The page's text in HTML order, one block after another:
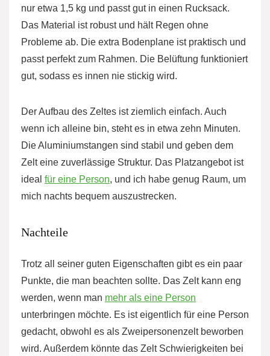
nur etwa 1,5 kg und passt gut in einen Rucksack.
Das Material ist robust und hält Regen ohne
Probleme ab. Die extra Bodenplane ist praktisch und
passt perfekt zum Rahmen. Die Belüftung funktioniert
gut, sodass es innen nie stickig wird.
Der Aufbau des Zeltes ist ziemlich einfach. Auch
wenn ich alleine bin, steht es in etwa zehn Minuten.
Die Aluminiumstangen sind stabil und geben dem
Zelt eine zuverlässige Struktur. Das Platzangebot ist
ideal für eine Person, und ich habe genug Raum, um
mich nachts bequem auszustrecken.
Nachteile
Trotz all seiner guten Eigenschaften gibt es ein paar
Punkte, die man beachten sollte. Das Zelt kann eng
werden, wenn man mehr als eine Person
unterbringen möchte. Es ist eigentlich für eine Person
gedacht, obwohl es als Zweipersonenzelt beworben
wird. Außerdem könnte das Zelt Schwierigkeiten bei